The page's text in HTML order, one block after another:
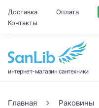
Доставка Оплата
Контакты
интернет-магазин сантехники
Главная Раковины